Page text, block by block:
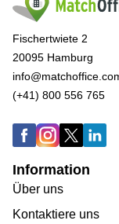
Fischertwiete 2
20095 Hamburg
(+41) 800 556 765
Information
Über uns
Kontaktiere uns